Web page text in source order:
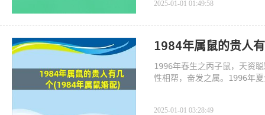
2025-01-01 01:49:58
1984年属鼠的贵人
1996年春生之丙子鼠，天资
性相帮，奋发之属。1996年
2025-01-01 03:28:49